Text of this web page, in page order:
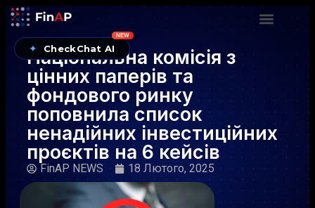
✦ CheckChat AI
NEW
Національна комісія з
цінних паперів та
фондового ринку
поповнила список
ненадійних інвестиційних
проєктів на 6 кейсів
FinAP NEWS 18 Лютого, 2025